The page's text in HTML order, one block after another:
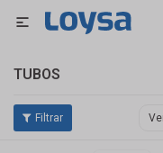

TUBOS